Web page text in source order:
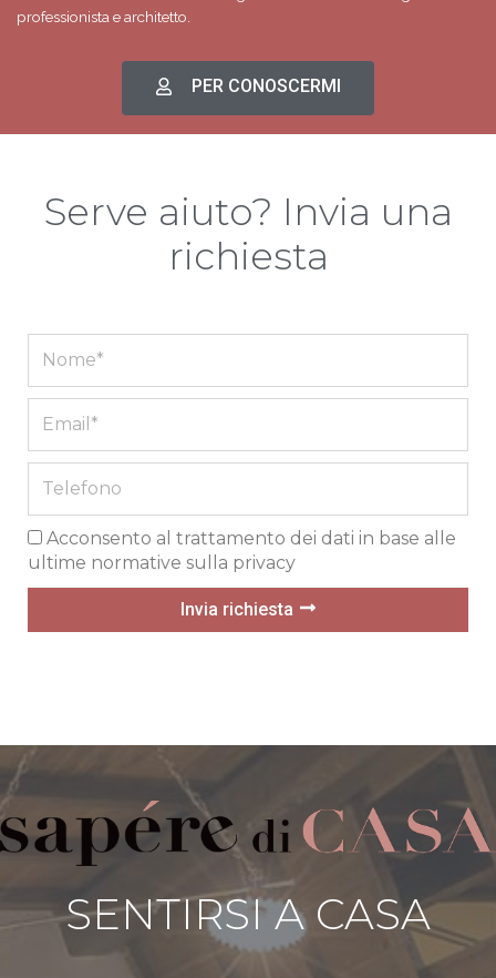
professionista e architetto.
PER CONOSCERMI
Serve aiuto? Invia una
richiesta
Name
Acconsento al trattamento dei dati in base alle
ultime normative sulla privacy
Invia richiesta
SENTIRSI A CASA